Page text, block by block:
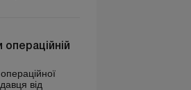
операційній
від